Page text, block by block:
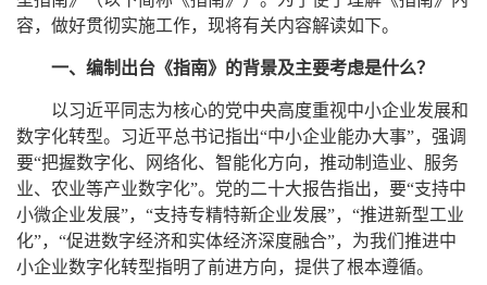
容，做好贯彻实施工作，现将有关内容解读如下。
一、编制出台《指南》的背景及主要考虑是什么？
以习近平同志为核心的党中央高度重视中小企业发展和
数字化转型。习近平总书记指出“中小企业能办大事”，强调
要“把握数字化、网络化、智能化方向，推动制造业、服务
业、农业等产业数字化”。党的二十大报告指出，要“支持中
小微企业发展”，“支持专精特新企业发展”，“推进新型工业
化”，“促进数字经济和实体经济深度融合”，为我们推进中
小企业数字化转型指明了前进方向，提供了根本遵循。